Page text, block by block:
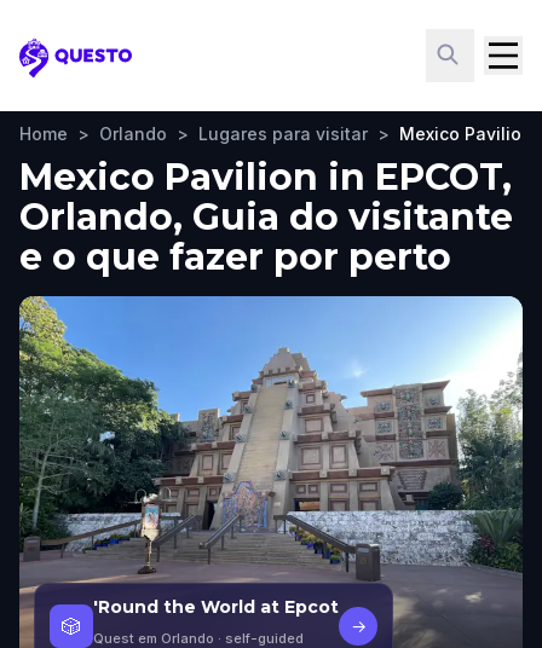
Questo
Home > Orlando > Lugares para visitar > Mexico Pavilion
Mexico Pavilion in EPCOT,
Orlando, Guia do visitante
e o que fazer por perto
🎲
'Round the World at Epcot
Quest em Orlando · self-guided
→